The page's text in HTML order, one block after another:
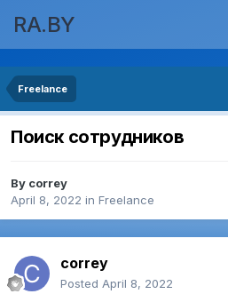
RA.BY
Freelance
Поиск сотрудников
By correy
April 8, 2022 in Freelance
correy
Posted April 8, 2022